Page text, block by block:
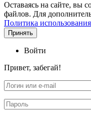
Оставаясь на сайте, вы
файлов. Для
Политика
Принять
Войти
Привет, забегай!